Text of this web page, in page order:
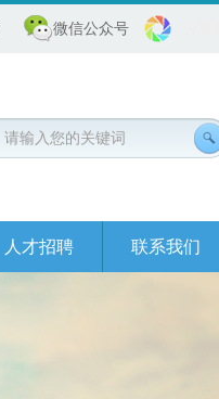
微信公众号
人才招聘 联系我们